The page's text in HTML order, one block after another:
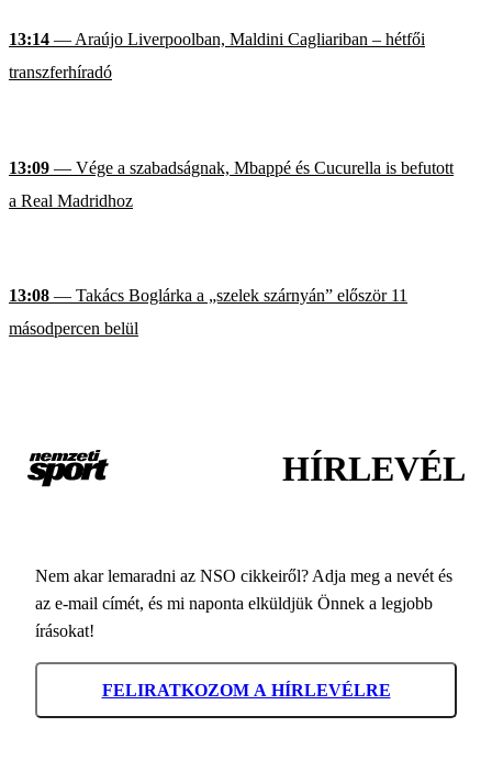
13:14 — Araújo Liverpoolban, Maldini Cagliariban – hétfői
transzferhíradó
13:09 — Vége a szabadságnak, Mbappé és Cucurella is befutott
a Real Madridhoz
13:08 — Takács Boglárka a „szelek szárnyán” először 11
másodpercen belül
HÍRLEVÉL
Nem akar lemaradni az NSO cikkeiről? Adja meg a nevét és
az e-mail címét, és mi naponta elküldjük Önnek a legjobb
írásokat!
FELIRATKOZOM A HÍRLEVÉLRE